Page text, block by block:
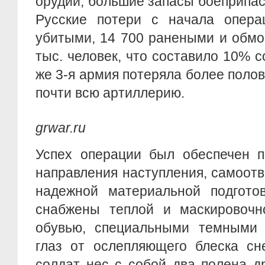
Русские потери с начала
убитыми, 14 700 ранеными и
тыс. человек, что составило 10%
же 3-я армия потеряла более
почти всю артиллерию.
grwar.ru
Успех операции был обеспечен
направления наступления,
надежной материальной
снабжены теплой и
обувью, специальными
глаз от ослепляющего блеска